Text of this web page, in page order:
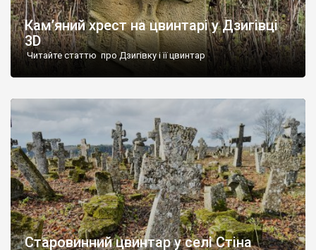
Кам’яний хрест на цвинтарі у Дзигівці
3D
Читайте статтю про Дзигівку і її цвинтар
Старовинний цвинтар у селі Стіна